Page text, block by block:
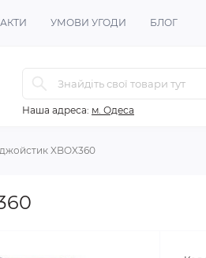
УМОВИ УГОДИ БЛОГ
Наша адреса: м. Одеса
XBOX360